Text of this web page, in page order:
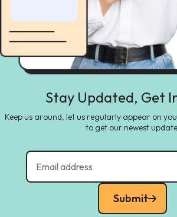
Stay Updated, Get
Keep us around, let us regularly appear on
to get our newest
Submit